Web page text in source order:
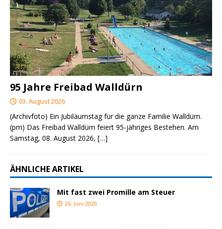
95 Jahre Freibad Walldürn
03. August 2026
(Archivfoto) Ein Jubiläumstag für die ganze Familie Walldürn.
(pm) Das Freibad Walldürn feiert 95-jähriges Bestehen. Am
Samstag, 08. August 2026, […]
ÄHNLICHE ARTIKEL
Mit fast zwei Promille am Steuer
26. Juni 2020